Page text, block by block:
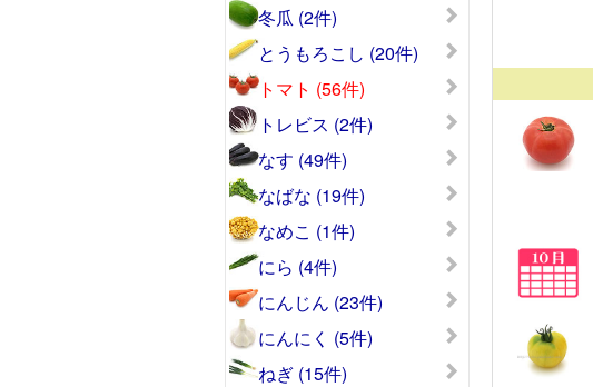
冬瓜 (2件)
とうもろこし (20件)
トマト (56件)
トレビス (2件)
なす (49件)
なばな (19件)
なめこ (1件)
にら (4件)
にんじん (23件)
にんにく (5件)
ねぎ (15件)